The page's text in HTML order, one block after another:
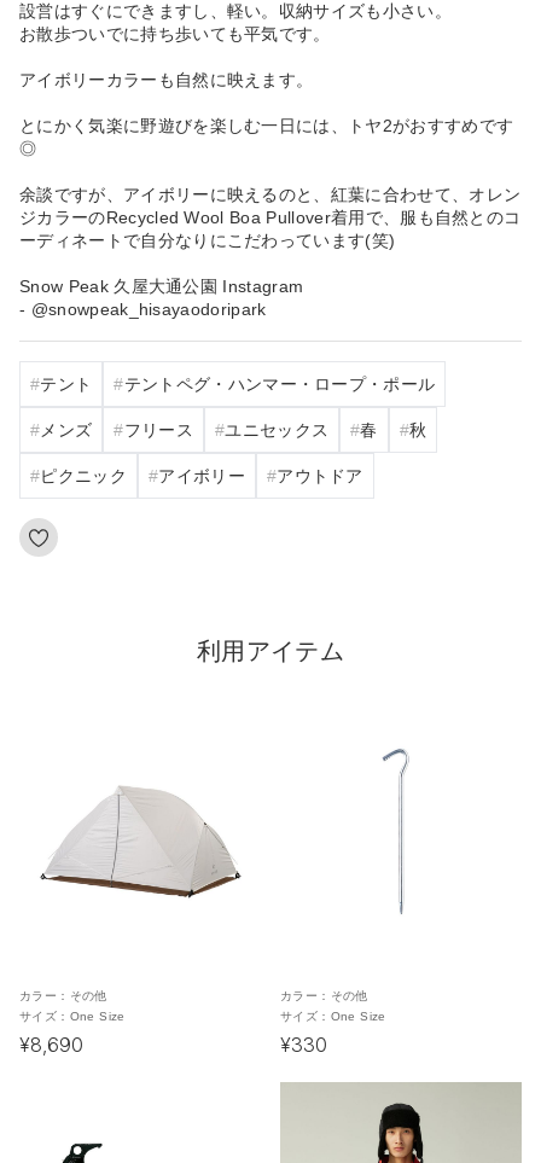
設営はすぐにできますし、軽い。収納サイズも小さい。
お散歩ついでに持ち歩いても平気です。
アイボリーカラーも自然に映えます。
とにかく気楽に野遊びを楽しむ一日には、トヤ2がおすすめです
◎
余談ですが、アイボリーに映えるのと、紅葉に合わせて、オレン
ジカラーのRecycled Wool Boa Pullover着用で、服も自然とのコ
ーディネートで自分なりにこだわっています(笑)
Snow Peak 久屋大通公園 Instagram
- @snowpeak_hisayaodoripark
テント テントペグ・ハンマー・ロープ・ポール
メンズ フリース ユニセックス 春 秋
ピクニック アイボリー アウトドア
利用アイテム
カラー： その他
サイズ： One Size
¥8,690
カラー： その他
サイズ： One Size
¥330